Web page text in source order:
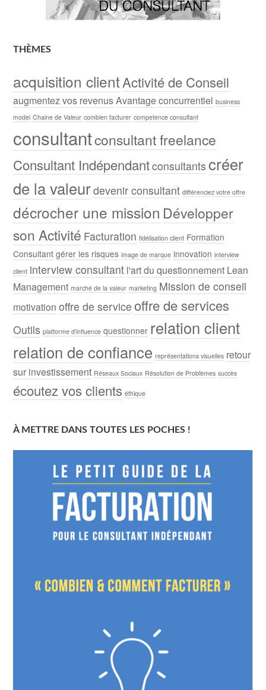
THÈMES
acquisition clientActivité de Conseil
augmentez vos revenusAvantage concurrentiel business
model Chaine de Valeur combien facturer competence consultant
consultantconsultant freelance
Consultant Indépendantconsultants créer
de la valeurdevenir consultant différenciez votre offre
décrocher une mission Développer
son Activité Facturation fidélisation client Formation
Consultant gérer les risques image de marque innovation interview
client interview consultant l'art du questionnement Lean
Management marché de la valeur marketing Mission de conseil
motivation offre de service offre de services
Outils platforme d'influence questionner relation client
relation de confiance représentations visuelles retour
sur investissement Réseaux Sociaux Résolution de Problèmes succès
écoutez vos clients éthique
À METTRE DANS TOUTES LES POCHES !